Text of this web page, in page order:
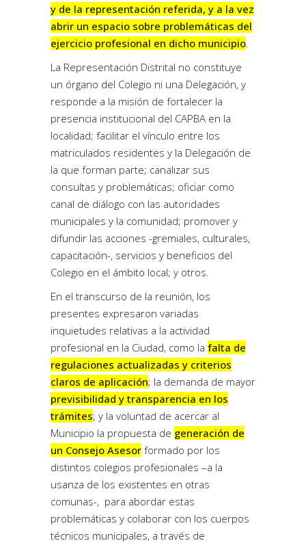
y de la representación referida, y a la vez
abrir un espacio sobre problemáticas del
ejercicio profesional en dicho municipio
La Representación Distrital no constituye
un órgano del Colegio ni una Delegación, y
responde a la misión de fortalecer la
presencia institucional del CAPBA en la
localidad; facilitar el vínculo entre los
matriculados residentes y la Delegación de
la que forman parte; canalizar sus
consultas y problemáticas; oficiar como
canal de diálogo con las autoridades
municipales y la comunidad; promover y
difundir las acciones -gremiales, culturales,
capacitación-, servicios y beneficios del
Colegio en el ámbito local; y otros.
En el transcurso de la reunión, los
presentes expresaron variadas
inquietudes relativas a la actividad
profesional en la Ciudad, como la falta de
regulaciones actualizadas y criterios
claros de aplicación; la demanda de mayor
previsibilidad y transparencia en los
trámites; y la voluntad de acercar al
Municipio la propuesta de generación de
un Consejo Asesor formado por los
distintos colegios profesionales –a la
usanza de los existentes en otras
comunas-, para abordar estas
problemáticas y colaborar con los cuerpos
técnicos municipales, a través de